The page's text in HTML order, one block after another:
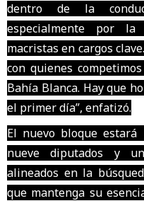
dentro de la
especialmente por la
macristas en cargos
con quienes
Bahía Blanca. Hay que
el primer día”, enfatizó.
El nuevo bloque estará
nueve diputados y
alineados en la
que mantenga su